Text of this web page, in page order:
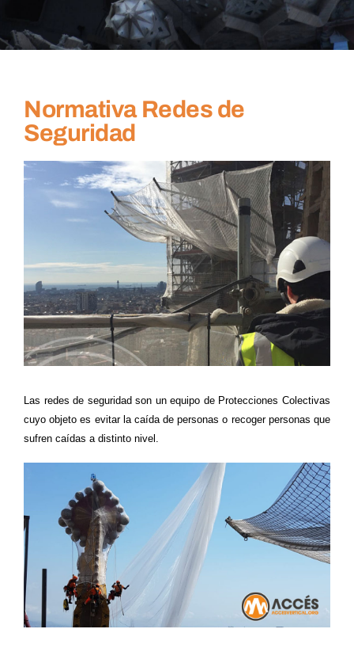
Normativa Redes de
Seguridad
Ver
imagen
Las redes de seguridad son un equipo de Protecciones Colectivas
cuyo objeto es evitar la caída de personas o recoger personas que
sufren caídas a distinto nivel.